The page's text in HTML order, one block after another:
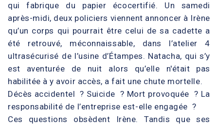
qui fabrique du papier écocertifié. Un samedi
après-midi, deux policiers viennent annoncer à Irène
qu’un corps qui pourrait être celui de sa cadette a
été retrouvé, méconnaissable, dans l’atelier 4
ultrasécurisé de l’usine d’Étampes. Natacha, qui s’y
est aventurée de nuit alors qu’elle n'était pas
habilitée à y avoir accès, a fait une chute mortelle.
Décès accidentel ? Suicide ? Mort provoquée ? La
responsabilité de l’entreprise est-elle engagée ?
Ces questions obsèdent Irène. Tandis que ses